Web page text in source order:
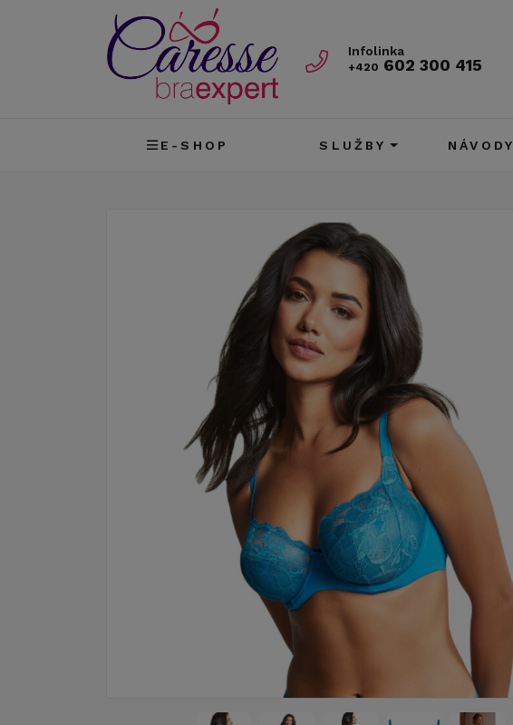
Infolinka
+420 602 300 415
E-SHOP SLUŽBY NÁVODY